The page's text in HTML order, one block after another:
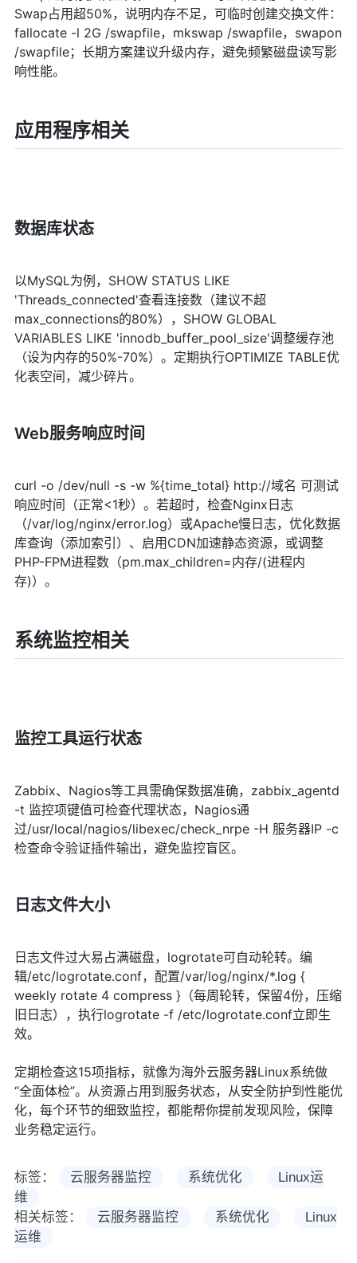
Swap占用超50%，说明内存不足，可临时创建交换文件：
fallocate -l 2G /swapfile，mkswap /swapfile，swapon
/swapfile；长期方案建议升级内存，避免频繁磁盘读写影
响性能。
应用程序相关
数据库状态
以MySQL为例，SHOW STATUS LIKE
'Threads_connected'查看连接数（建议不超
max_connections的80%），SHOW GLOBAL
VARIABLES LIKE 'innodb_buffer_pool_size'调整缓存池
（设为内存的50%-70%）。定期执行OPTIMIZE TABLE优
化表空间，减少碎片。
Web服务响应时间
curl -o /dev/null -s -w %{time_total} http://域名 可测试
响应时间（正常<1秒）。若超时，检查Nginx日志
（/var/log/nginx/error.log）或Apache慢日志，优化数据
库查询（添加索引）、启用CDN加速静态资源，或调整
PHP-FPM进程数（pm.max_children=内存/(进程内
存)）。
系统监控相关
监控工具运行状态
Zabbix、Nagios等工具需确保数据准确，zabbix_agentd
-t 监控项键值可检查代理状态，Nagios通
过/usr/local/nagios/libexec/check_nrpe -H 服务器IP -c
检查命令验证插件输出，避免监控盲区。
日志文件大小
日志文件过大易占满磁盘，logrotate可自动轮转。编
辑/etc/logrotate.conf，配置/var/log/nginx/*.log {
weekly rotate 4 compress }（每周轮转，保留4份，压缩
旧日志），执行logrotate -f /etc/logrotate.conf立即生
效。
定期检查这15项指标，就像为海外云服务器Linux系统做
“全面体检”。从资源占用到服务状态，从安全防护到性能优
化，每个环节的细致监控，都能帮你提前发现风险，保障
业务稳定运行。
标签： 云服务器监控 系统优化
Linux运
维
相关标签：
云服务器监控 系统优化
Linux
运维